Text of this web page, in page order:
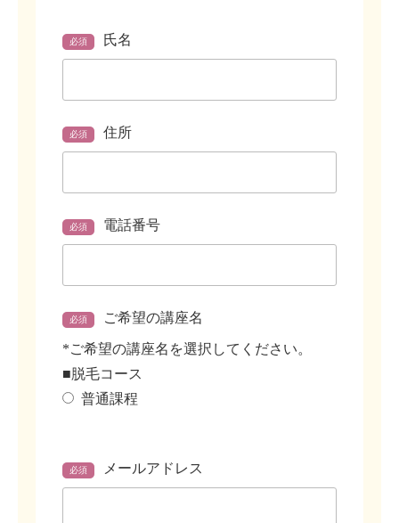
必須 氏名
必須 住所
必須 電話番号
必須 ご希望の講座名
*ご希望の講座名を選択してください。
■脱毛コース
普通課程
必須 メールアドレス